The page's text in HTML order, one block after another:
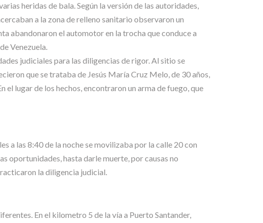
heridas de bala. Según la versión de las autoridades,
a la zona de relleno sanitario observaron un
abandonaron el automotor en la trocha que conduce a
Venezuela.
judiciales para las diligencias de rigor. Al sitio se
que se trataba de Jesús María Cruz Melo, de 30 años,
lugar de los hechos, encontraron un arma de fuego, que
a las 8:40 de la noche se movilizaba por la calle 20 con
oportunidades, hasta darle muerte, por causas no
la diligencia judicial.
En el kilometro 5 de la vía a Puerto Santander,